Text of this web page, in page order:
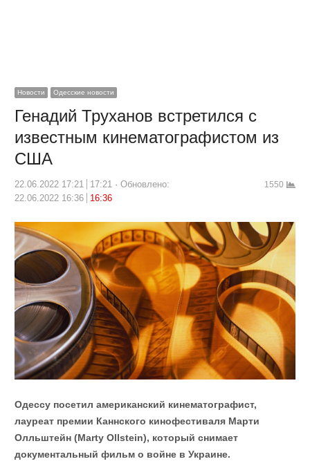
Новости Одесские новости
Генадий Труханов встретился с
известным кинематографистом из
США
22.06.2022 17:21 17:21
Обновлено:
22.06.2022 16:36
16:36
1550
Одессу посетил американский кинематографист,
лауреат премии Каннского кинофестиваля Марти
Олльштейн (Marty Ollstein), который снимает
документальный фильм о войне в Украине.